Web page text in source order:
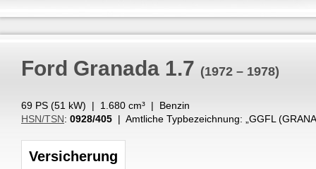
Ford Granada 1.7 (1972 – 1978)
69 PS (51 kW) | 1.680 cm³ | Benzin
HSN/TSN: 0928/405 | Amtliche Typbezeichnung: „ GGFL
Versicherung